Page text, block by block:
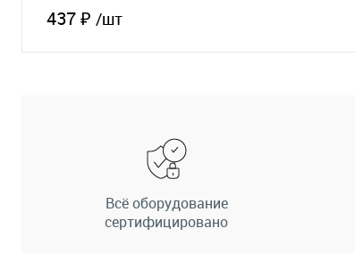
437 ₽ /шт
Всё оборудование
сертифицировано